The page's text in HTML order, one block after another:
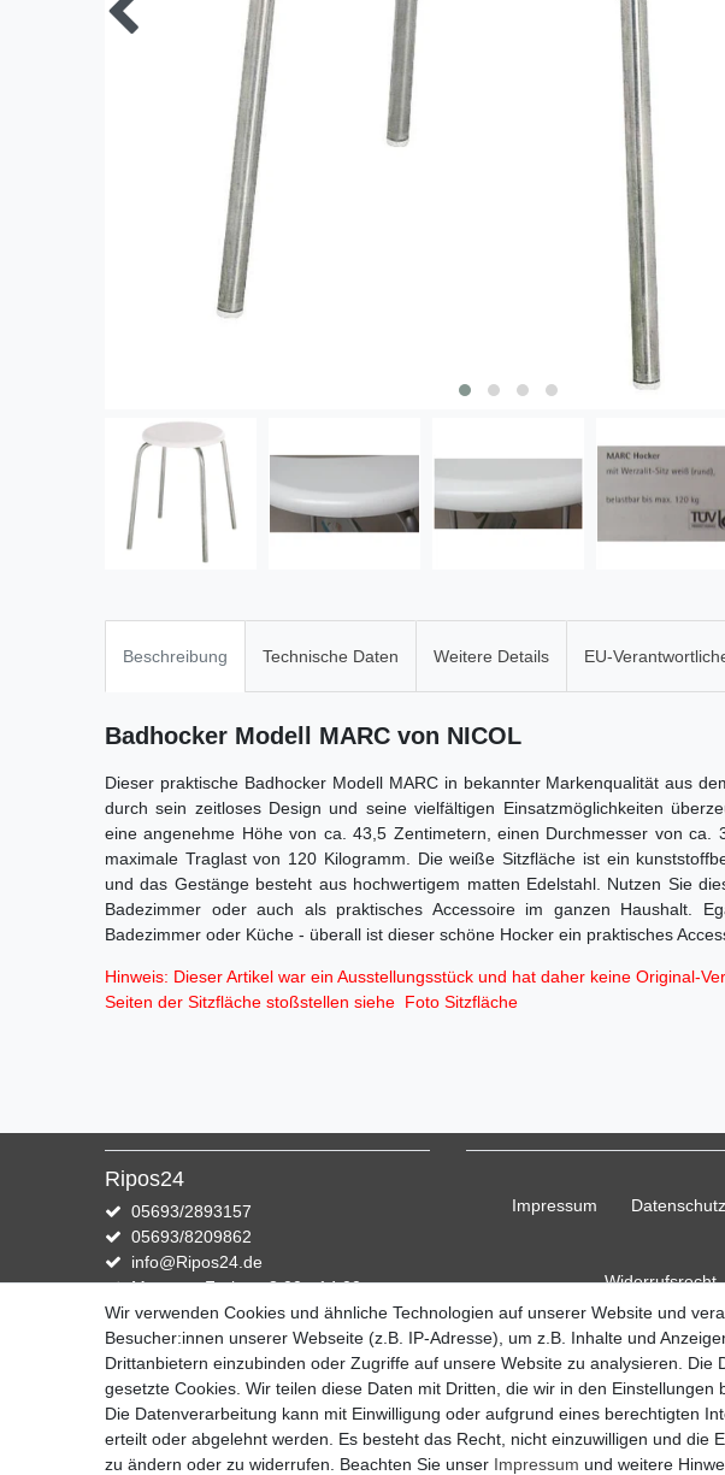
Beschreibung Technische Daten Weitere Details EU-
Badhocker Modell MARC von NICOL
Dieser praktische Badhocker Modell MARC in bekannter Markenqualität aus
durch sein zeitloses Design und seine vielfältigen Einsatzmöglichkeiten
eine angenehme Höhe von ca. 43,5 Zentimetern, einen Durchmesser von ca.
maximale Traglast von 120 Kilogramm. Die weiße Sitzfläche ist ein
und das Gestänge besteht aus hochwertigem matten Edelstahl. Nutzen Sie
Badezimmer oder auch als praktisches Accessoire im ganzen Haushalt.
Badezimmer oder Küche - überall ist dieser schöne Hocker ein praktisches
Hinweis: Dieser Artikel war ein Ausstellungsstück und hat daher keine Original-
Seiten der Sitzfläche stoßstellen siehe Foto Sitzfläche
Ripos24
05693/2893157
05693/8209862
info@Ripos24.de
Montag - Freitag, 8:00 - 14:00
Zahlung und Versand
Wir versenden mit DHL
Impressum
Widerrufs­recht
©
Wir verwenden Cookies und ähnliche Technologien auf unserer Website und
Besucher:innen unserer Webseite (z.B. IP-Adresse), um z.B. Inhalte und
Drittanbietern einzubinden oder Zugriffe auf unsere Website zu analysieren. Die
gesetzte Cookies. Wir teilen diese Daten mit Dritten, die wir in den Einstellungen
Die Datenverarbeitung kann mit Einwilligung oder aufgrund eines berechtigten
erteilt oder abgelehnt werden. Es besteht das Recht, nicht einzuwilligen und die
zu ändern oder zu widerrufen. Beachten Sie unser Impressum und weitere